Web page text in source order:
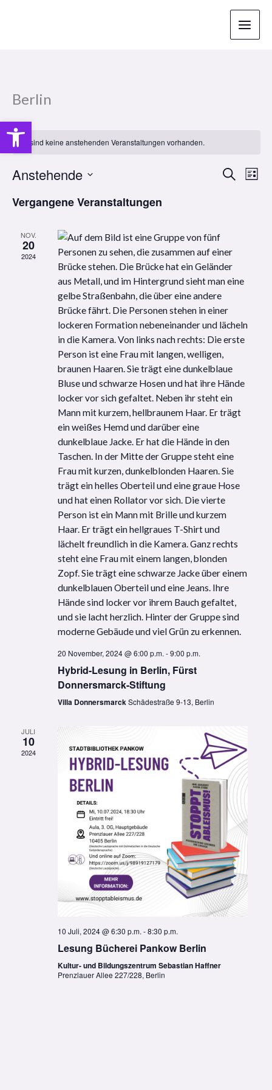
Berlin
Es sind keine anstehenden Veranstaltungen vorhanden.
Suche
Liste
Anstehende
wählen.
Vergangene Veranstaltungen
NOV.
20
2024
20 November, 2024 @ 6:00 p.m. -9:00 p.m.
Hybrid-Lesung in Berlin, Fürst
Donnersmarck-Stiftung
Villa DonnersmarckSchädestraße 9-13, Berlin
JULI
10
2024
10 Juli, 2024 @ 6:30 p.m. -8:30 p.m.
Lesung Bücherei Pankow Berlin
Kultur- und Bildungszentrum Sebastian Haffner
Prenzlauer Allee 227/228, Berlin
Open toolbar